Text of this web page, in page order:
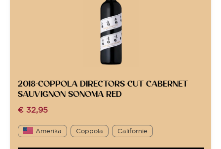
2018-COPPOLA DIRECTORS CUT CABERNET
SAUVIGNON SONOMA RED
€ 32,95
Amerika Coppola Californie